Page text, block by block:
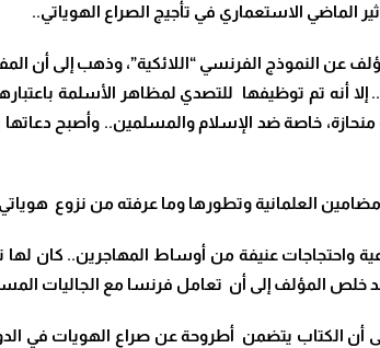
الماضي الاستعماري في تأجيج الصراع الهوياتي..
عن النموذج الفرنسي “اللائكية”، وذهب إلى أن
إلا أنه تم توظيفها للتصدي لمظاهر الأسلمة
خاصة ضد الإسلام والمسلمين.. وأصبح دعاتها
العلمانية وتطورها وما عرفته من نزوع هوياتي
واحتجاجات عنيفة من أوساط المهاجرين.. كان لها
فقد خلص المؤلف إلى أن تعامل فرنسا مع الجاليات
أن الكتاب يتضمن أطروحة عن صراع الهويات في